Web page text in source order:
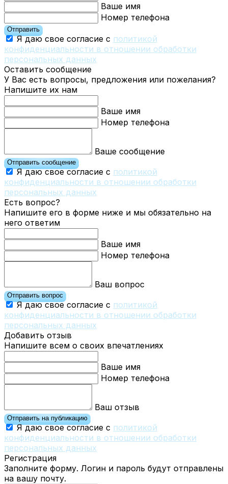
Ваше имя
Номер телефона
Отправить
Я даю свое согласие с политикой
конфиденциальности в отношении обработки
персональных данных
Оставить сообщение
У Вас есть вопросы, предложения или пожелания?
Напишите их нам
Ваше имя
Номер телефона
Ваше сообщение
Отправить сообщение
Я даю свое согласие с политикой
конфиденциальности в отношении обработки
персональных данных
Есть вопрос?
Напишите его в форме ниже и мы обязательно на
него ответим
Ваше имя
Номер телефона
Ваш вопрос
Отправить вопрос
Я даю свое согласие с политикой
конфиденциальности в отношении обработки
персональных данных
Добавить отзыв
Напишите всем о своих впечатлениях
Ваше имя
Номер телефона
Ваш отзыв
Отправить на публикацию
Я даю свое согласие с политикой
конфиденциальности в отношении обработки
персональных данных
Регистрация
Заполните форму. Логин и пароль будут отправлены
на вашу почту.